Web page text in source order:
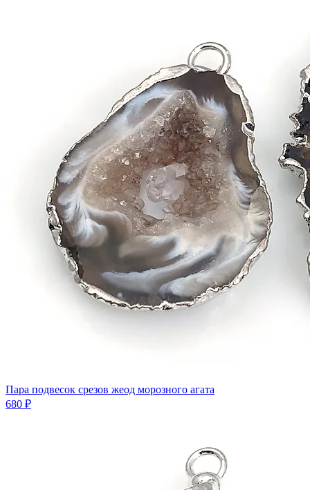
Пара подвесок срезов жеод морозного агата
680 ₽